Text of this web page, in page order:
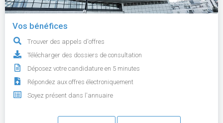
Vos bénéfices
Trouver des appels d'offres
Télécharger des dossiers de consultation
Déposez votre candidature en 5 minutes
Répondez aux offres électroniquement
Soyez présent dans l'annuaire